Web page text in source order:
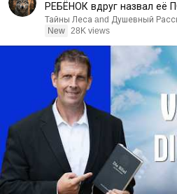
РЕБЁНОК вдруг назвал её
Тайны Леса and Душевный
New 28K views